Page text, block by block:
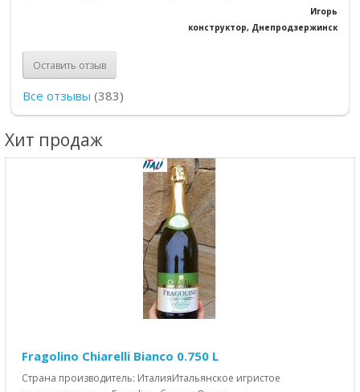
Игорь
конструктор, Днепродзержинск
Оставить отзыв
Все отзывы (383)
Хит продаж
Fragolino Chiarelli Bianco 0.750 L
Страна производитель: ИталияИтальянское игристое